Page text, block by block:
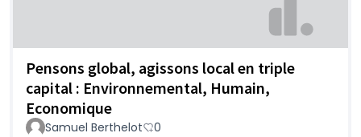
Pensons global, agissons local en triple
capital : Environnemental, Humain,
Economique
Samuel Berthelot 0